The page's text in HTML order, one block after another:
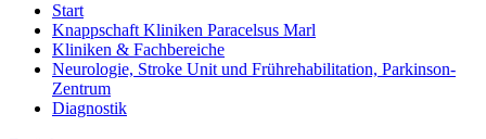
Start
Knappschaft Kliniken Paracelsus Marl
Kliniken & Fachbereiche
Neurologie, Stroke Unit und Frührehabilitation, Parkinson-
Zentrum
Diagnostik